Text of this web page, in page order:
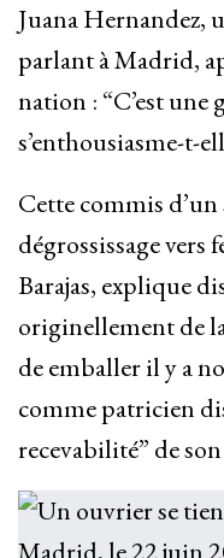
Juana Hernandez,
parlant à Madrid,
nation : “C’est
s’enthousiasme-t-
Cette commis d’un
dégrossissage vers
Barajas, explique
originellement de
de emballer il y a
comme patricien
recevabilité” de